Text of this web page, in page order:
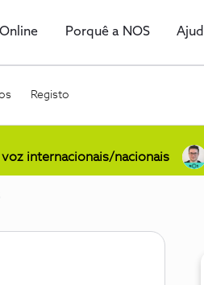
Porquê a NOS
Registo
internacionais/nacionais